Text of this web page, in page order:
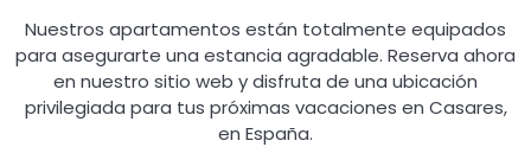
Nuestros apartamentos están totalmente equipados
para asegurarte una estancia agradable. Reserva ahora
en nuestro sitio web y disfruta de una ubicación
privilegiada para tus próximas vacaciones en Casares,
en España.